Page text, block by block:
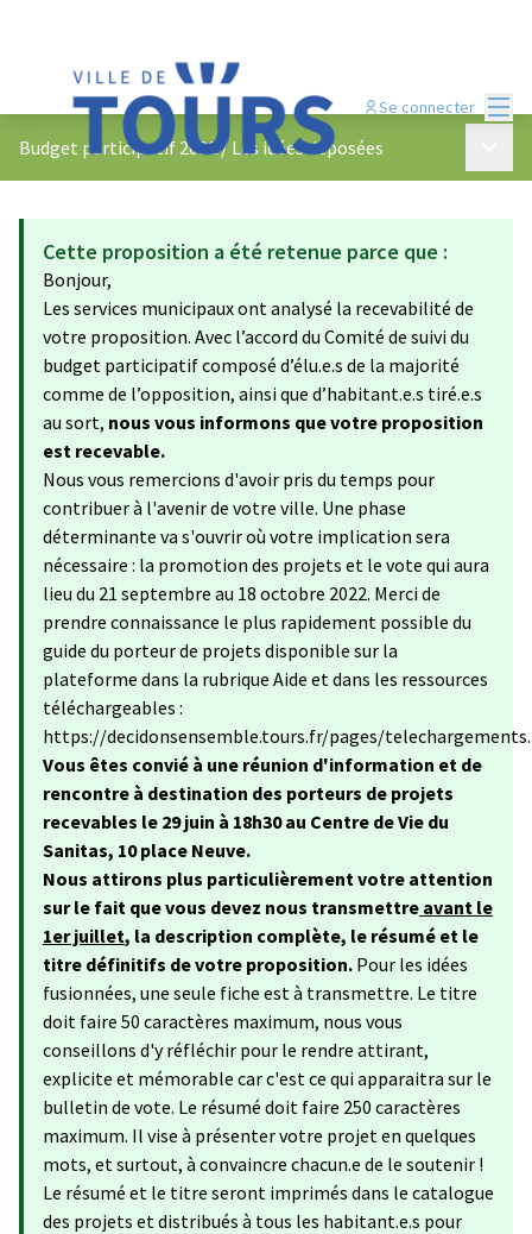
Se connecter
Budget participatif 2022/ Les idées déposées
Cette proposition a été retenue parce que :
Bonjour,
Les services municipaux ont analysé la recevabilité de
votre proposition. Avec l’accord du Comité de suivi du
budget participatif composé d’élu.e.s de la majorité
comme de l’opposition, ainsi que d’habitant.e.s tiré.e.s
au sort, nous vous informons que votre proposition
est recevable.
Nous vous remercions d'avoir pris du temps pour
contribuer à l'avenir de votre ville. Une phase
déterminante va s'ouvrir où votre implication sera
nécessaire : la promotion des projets et le vote qui aura
lieu du 21 septembre au 18 octobre 2022. Merci de
prendre connaissance le plus rapidement possible du
guide du porteur de projets disponible sur la
plateforme dans la rubrique Aide et dans les ressources
téléchargeables :
https://decidonsensemble.tours.fr/pages/telechargements.
Vous êtes convié à une réunion d'information et de
rencontre à destination des porteurs de projets
recevables le 29 juin à 18h30 au Centre de Vie du
Sanitas, 10 place Neuve.
Nous attirons plus particulièrement votre attention
sur le fait que vous devez nous transmettre avant le
1er juillet, la description complète, le résumé et le
titre définitifs de votre proposition. Pour les idées
fusionnées, une seule fiche est à transmettre. Le titre
doit faire 50 caractères maximum, nous vous
conseillons d'y réfléchir pour le rendre attirant,
explicite et mémorable car c'est ce qui apparaitra sur le
bulletin de vote. Le résumé doit faire 250 caractères
maximum. Il vise à présenter votre projet en quelques
mots, et surtout, à convaincre chacun.e de le soutenir !
Le résumé et le titre seront imprimés dans le catalogue
des projets et distribués à tous les habitant.e.s pour